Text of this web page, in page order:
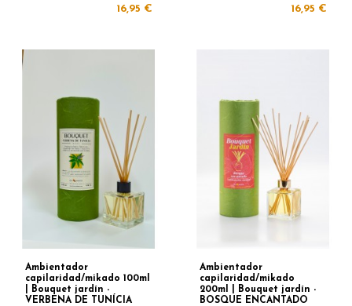
16,95 € 16,95 €
Ambientador
capilaridad/mikado 100ml
| Bouquet jardín -
VERBENA DE TUNÍCIA
Ambientador
capilaridad/mikado
200ml | Bouquet jardín -
BOSQUE ENCANTADO